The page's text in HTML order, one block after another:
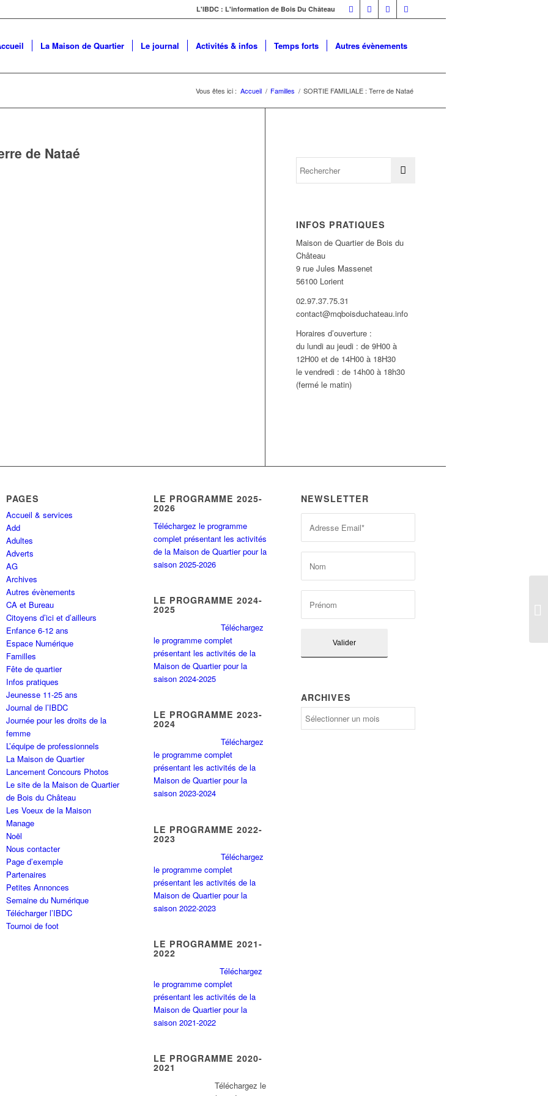
L'IBDC : L'information de Bois Du Château
La Maison de Quartier Le journal Activités & infos Temps forts Autres évènements
Vous êtes ici : Accueil / Familles / SORTIE FAMILIALE : Terre de Nataé
de Nataé
INFOS PRATIQUES
Maison de Quartier de Bois du
Château
9 rue Jules Massenet
56100 Lorient
02.97.37.75.31
contact@mqboisduchateau.info
Horaires d’ouverture :
du lundi au jeudi : de 9H00 à
12H00 et de 14H00 à 18H30
le vendredi : de 14h00 à 18h30
(fermé le matin)
PAGES
Accueil & services
Add
Adultes
Adverts
AG
Archives
Autres évènements
CA et Bureau
Citoyens d’ici et d’ailleurs
Enfance 6-12 ans
Espace Numérique
Familles
Fête de quartier
Infos pratiques
Jeunesse 11-25 ans
Journal de l’IBDC
Journée pour les droits de la
femme
L’équipe de professionnels
La Maison de Quartier
Lancement Concours Photos
Le site de la Maison de Quartier
de Bois du Château
Les Voeux de la Maison
Manage
Noël
Nous contacter
Page d’exemple
Partenaires
Petites Annonces
Semaine du Numérique
Télécharger l’IBDC
Tournoi de foot
LE PROGRAMME 2025-
2026
Téléchargez le programme
complet présentant les activités
de la Maison de Quartier pour la
saison 2025-2026
LE PROGRAMME 2024-
2025
Téléchargez
le programme complet
présentant les activités de la
Maison de Quartier pour la
saison 2024-2025
LE PROGRAMME 2023-
2024
Téléchargez
le programme complet
présentant les activités de la
Maison de Quartier pour la
saison 2023-2024
LE PROGRAMME 2022-
2023
Téléchargez
le programme complet
présentant les activités de la
Maison de Quartier pour la
saison 2022-2023
LE PROGRAMME 2021-
2022
Téléchargez
le programme complet
présentant les activités de la
Maison de Quartier pour la
saison 2021-2022
LE PROGRAMME 2020-
2021
Téléchargez le
NEWSLETTER
ARCHIVES